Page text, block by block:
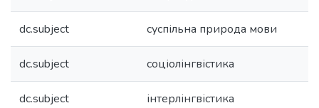
dc.subject суспільна природа мови
dc.subject соціолінгвістика
dc.subject інтерлінгвістика